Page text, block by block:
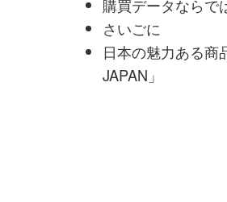
購買データならで
さいごに
日本の魅力ある商
JAPAN」